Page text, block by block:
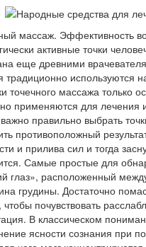
массаж. Эффективность
активные точки
еще древними
традиционно используются
точечного массажа только
применяются для лечения
правильно выбрать
противоположный
и прилива сил и тогда
Самые простые для
глаз», расположенный
грудины. Достаточно
чтобы почувствовать
В классическом
ясности сознания при